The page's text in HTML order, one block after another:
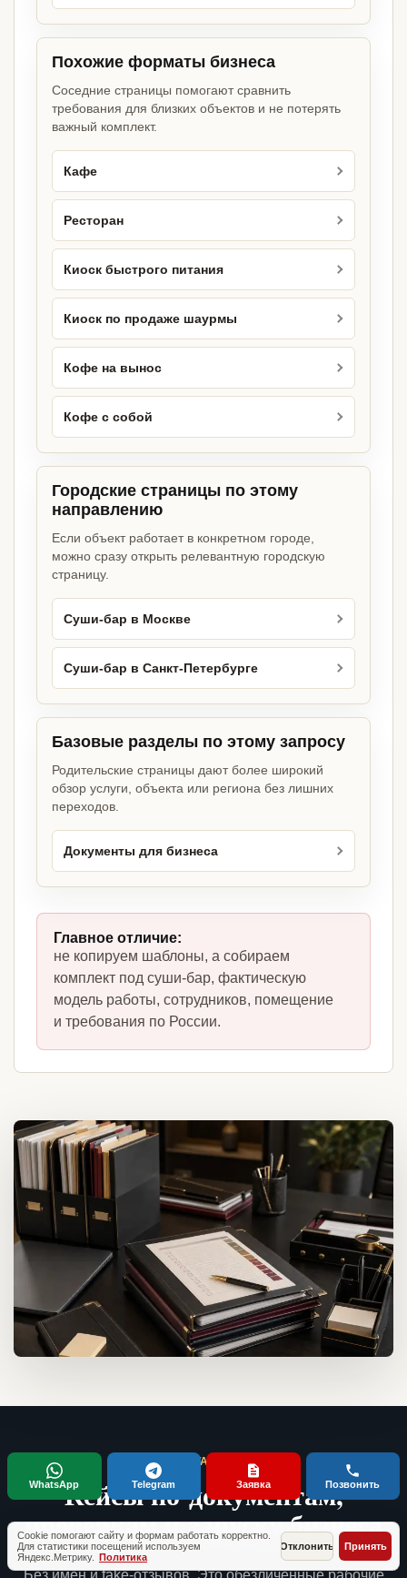
Похожие форматы бизнеса
Соседние страницы помогают сравнить
требования для близких объектов и не потерять
важный комплект.
Кафе
Ресторан
Киоск быстрого питания
Киоск по продаже шаурмы
Кофе на вынос
Кофе с собой
Городские страницы по этому
направлению
Если объект работает в конкретном городе,
можно сразу открыть релевантную городскую
страницу.
Суши-бар в Москве
Суши-бар в Санкт-Петербурге
Базовые разделы по этому запросу
Родительские страницы дают более широкий
обзор услуги, объекта или региона без лишних
переходов.
Документы для бизнеса
Главное отличие:
не копируем шаблоны, а собираем
комплект под суши-бар, фактическую
модель работы, сотрудников, помещение
и требования по России.
ТИПОВЫЕ СИТУАЦИИ КЛИЕНТОВ
Кейсы по документам,
проверкам и запуску бизнеса
Без имен и fake-отзывов. Это обезличенные рабочие
Cookie помогают сайту и формам работать корректно.
Для статистики посещений используем
Яндекс.Метрику. Политика
Отклонить Принять
WhatsApp Telegram Заявка Позвонить